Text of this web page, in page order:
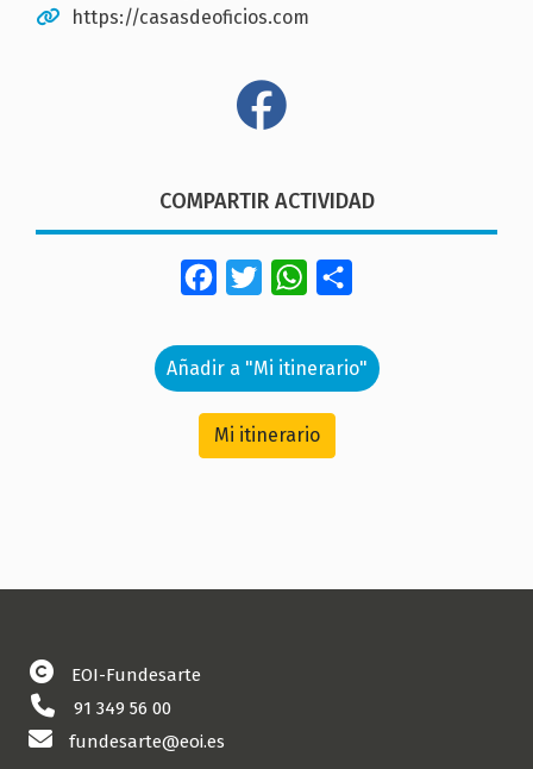
https://casasdeoficios.com
COMPARTIR ACTIVIDAD
FacebookTwitterWhatsApp
Añadir a "Mi itinerario"
Mi itinerario
EOI-Fundesarte
91 349 56 00
fundesarte@eoi.es